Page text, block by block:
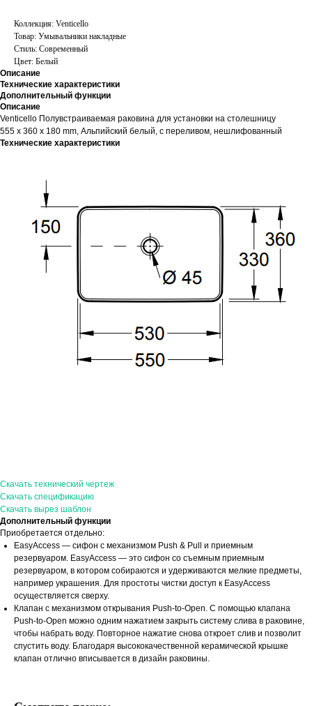
Коллекция: Venticello
Товар: Умывальники накладные
Стиль: Современный
Цвет: Белый
Описание
Технические характеристики
Дополнительный функции
Описание
Venticello Полувстраиваемая раковина для установки на столешницу
555 x 360 x 180 mm, Альпийский белый, с переливом, нешлифованный
Технические характеристики
Скачать технический чертеж
Скачать спецификацию
Скачать вырез шаблон
Дополнительный функции
Приобретается отдельно:
EasyAccess — сифон с механизмом Push & Pull и приемным
резервуаром. EasyAccess — это сифон со съемным приемным
резервуаром, в котором собираются и удерживаются мелкие предметы,
например украшения. Для простоты чистки доступ к EasyAccess
осуществляется сверху.
Клапан с механизмом открывания Push-to-Open. С помощью клапана
Push-to-Open можно одним нажатием закрыть систему слива в раковине,
чтобы набрать воду. Повторное нажатие снова откроет слив и позволит
спустить воду. Благодаря высококачественной керамической крышке
клапан отлично вписывается в дизайн раковины.